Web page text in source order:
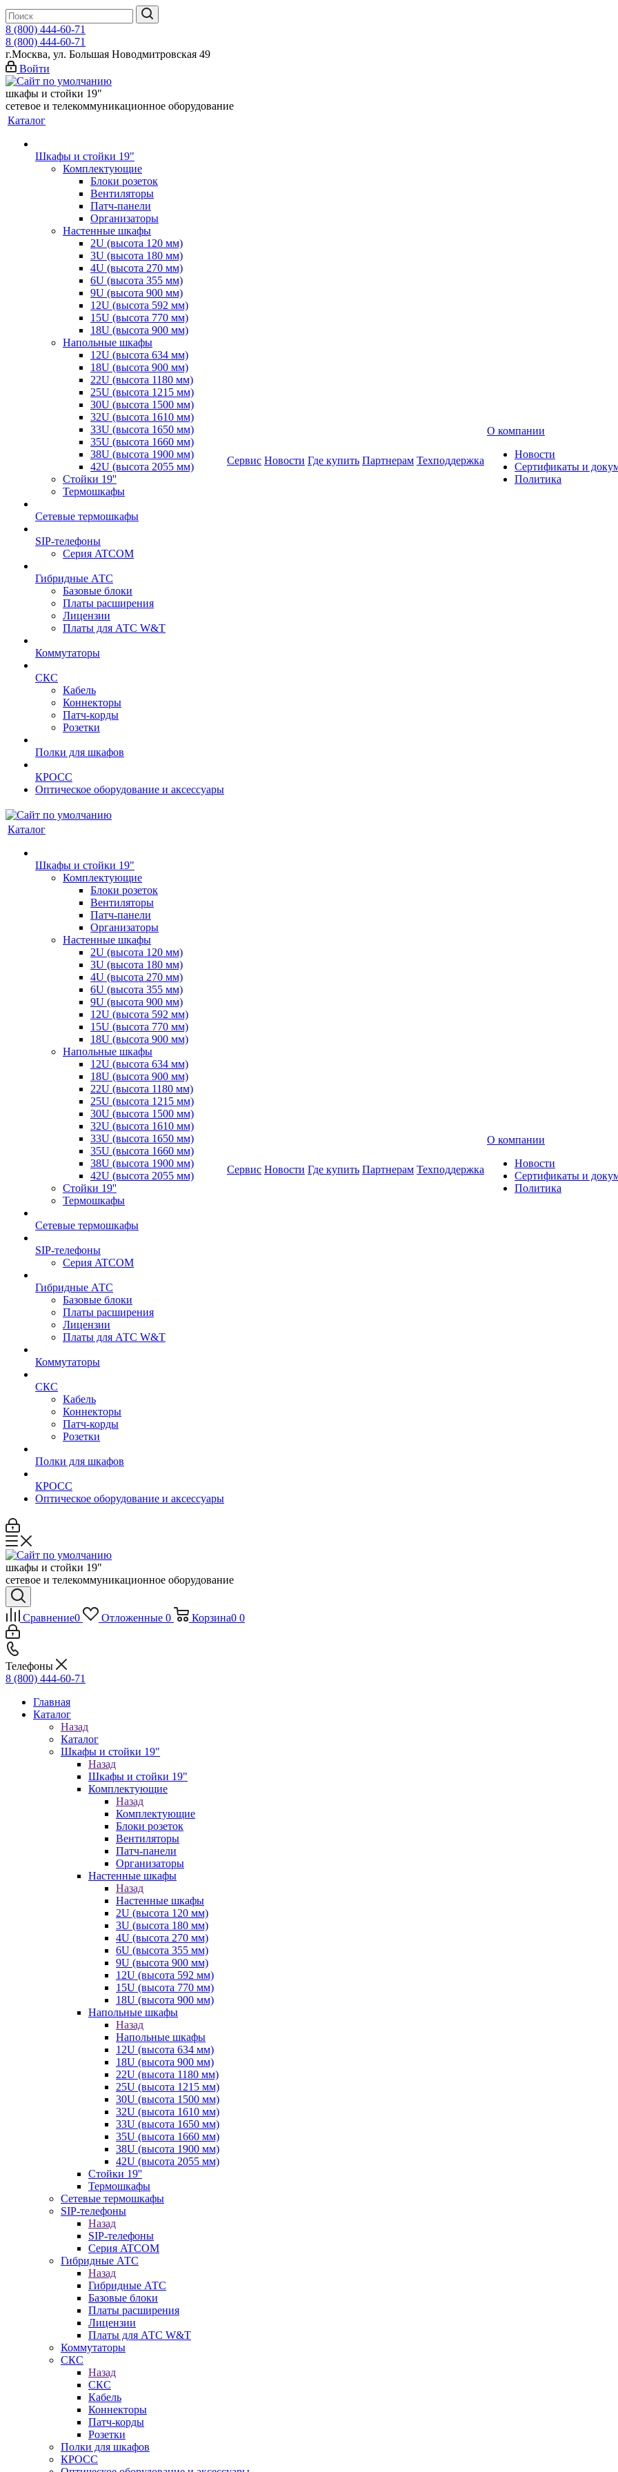
8 (800) 444-60-71
8 (800) 444-60-71
г.Москва, ул. Большая Новодмитровская 49
Войти
шкафы и стойки 19"
сетевое и телекоммуникационное оборудование
Каталог
Шкафы и стойки 19"
Комплектующие
Блоки розеток
Вентиляторы
Патч-панели
Организаторы
Настенные шкафы
2U (высота 120 мм)
3U (высота 180 мм)
4U (высота 270 мм)
6U (высота 355 мм)
9U (высота 900 мм)
12U (высота 592 мм)
15U (высота 770 мм)
18U (высота 900 мм)
Напольные шкафы
12U (высота 634 мм)
18U (высота 900 мм)
22U (высота 1180 мм)
25U (высота 1215 мм)
30U (высота 1500 мм)
32U (высота 1610 мм)
33U (высота 1650 мм)
35U (высота 1660 мм)
38U (высота 1900 мм)
42U (высота 2055 мм)
Стойки 19''
Термошкафы
Сетевые термошкафы
SIP-телефоны
Серия ATCOM
Гибридные АТС
Базовые блоки
Платы расширения
Лицензии
Платы для АТС W&T
Коммутаторы
СКС
Кабель
Коннекторы
Патч-корды
Розетки
Полки для шкафов
КРОСС
Оптическое оборудование и аксессуары
Сервис Новости Где купить Партнерам Техподдержка
О компании
Новости
Сертификаты и
Политика
Каталог
Шкафы и стойки 19"
Комплектующие
Блоки розеток
Вентиляторы
Патч-панели
Организаторы
Настенные шкафы
2U (высота 120 мм)
3U (высота 180 мм)
4U (высота 270 мм)
6U (высота 355 мм)
9U (высота 900 мм)
12U (высота 592 мм)
15U (высота 770 мм)
18U (высота 900 мм)
Напольные шкафы
12U (высота 634 мм)
18U (высота 900 мм)
22U (высота 1180 мм)
25U (высота 1215 мм)
30U (высота 1500 мм)
32U (высота 1610 мм)
33U (высота 1650 мм)
35U (высота 1660 мм)
38U (высота 1900 мм)
42U (высота 2055 мм)
Стойки 19''
Термошкафы
Сетевые термошкафы
SIP-телефоны
Серия ATCOM
Гибридные АТС
Базовые блоки
Платы расширения
Лицензии
Платы для АТС W&T
Коммутаторы
СКС
Кабель
Коннекторы
Патч-корды
Розетки
Полки для шкафов
КРОСС
Оптическое оборудование и аксессуары
Сервис Новости Где купить Партнерам Техподдержка
О компании
Новости
Сертификаты и
Политика
шкафы и стойки 19"
сетевое и телекоммуникационное оборудование
Сравнение0 Отложенные 0 Корзина0 0
Телефоны
8 (800) 444-60-71
Главная
Каталог
Назад
Каталог
Шкафы и стойки 19"
Назад
Шкафы и стойки 19"
Комплектующие
Назад
Комплектующие
Блоки розеток
Вентиляторы
Патч-панели
Организаторы
Настенные шкафы
Назад
Настенные шкафы
2U (высота 120 мм)
3U (высота 180 мм)
4U (высота 270 мм)
6U (высота 355 мм)
9U (высота 900 мм)
12U (высота 592 мм)
15U (высота 770 мм)
18U (высота 900 мм)
Напольные шкафы
Назад
Напольные шкафы
12U (высота 634 мм)
18U (высота 900 мм)
22U (высота 1180 мм)
25U (высота 1215 мм)
30U (высота 1500 мм)
32U (высота 1610 мм)
33U (высота 1650 мм)
35U (высота 1660 мм)
38U (высота 1900 мм)
42U (высота 2055 мм)
Стойки 19''
Термошкафы
Сетевые термошкафы
SIP-телефоны
Назад
SIP-телефоны
Серия ATCOM
Гибридные АТС
Назад
Гибридные АТС
Базовые блоки
Платы расширения
Лицензии
Платы для АТС W&T
Коммутаторы
СКС
Назад
СКС
Кабель
Коннекторы
Патч-корды
Розетки
Полки для шкафов
КРОСС